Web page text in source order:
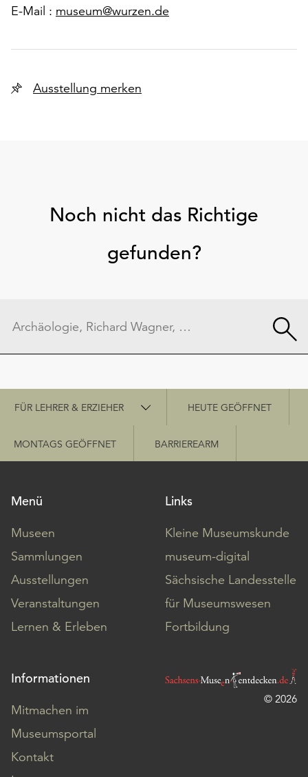
E-Mail : museum@wurzen.de
Ausstellung merken
Noch nicht das Richtige
gefunden?
Schnellzugriff
FÜR LEHRER & ERZIEHER HEUTE GEÖFFNET
MONTAGS GEÖFFNET BARRIEREARM
Menü
Museen
Sammlungen
Ausstellungen
Veranstaltungen
Lernen & Erleben
Links
Kleine Museumskunde
museum-digital
Sächsische Landesstelle
für Museumswesen
Fortbildung
Informationen
Mitmachen im
Museumsportal
Kontakt
© 2026